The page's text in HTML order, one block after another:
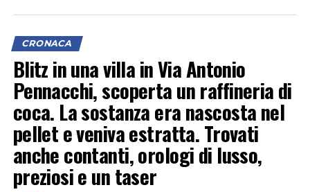
CRONACA
Blitz in una villa in Via Antonio
Pennacchi, scoperta un raffineria di
coca. La sostanza era nascosta nel
pellet e veniva estratta. Trovati
anche contanti, orologi di lusso,
preziosi e un taser